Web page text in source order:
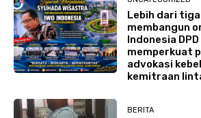
Lebih dari
membangun
Indonesia
memperkuat
advokasi
kemitraan
BERITA